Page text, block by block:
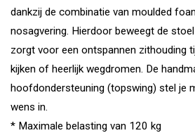
dankzij de combinatie van moulded
nosagvering. Hierdoor beweegt de
zorgt voor een ontspannen zithouding
kijken of heerlijk wegdromen. De
hoofdondersteuning (topswing) stel je
wens in.
* Maximale belasting van 120 kg